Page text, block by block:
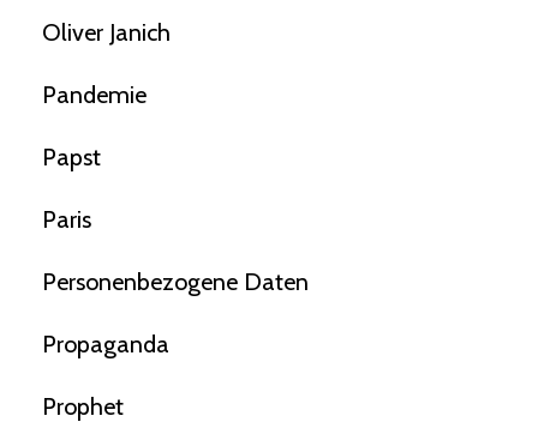
Oliver Janich
Pandemie
Papst
Paris
Personenbezogene Daten
Propaganda
Prophet